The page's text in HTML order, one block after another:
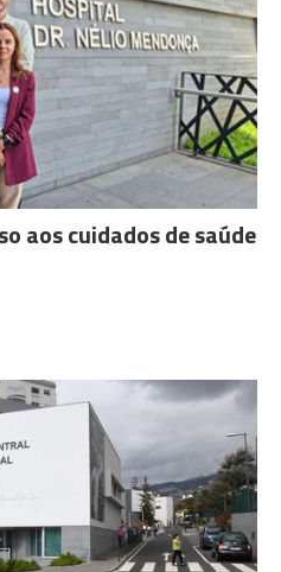
aos cuidados de saúde